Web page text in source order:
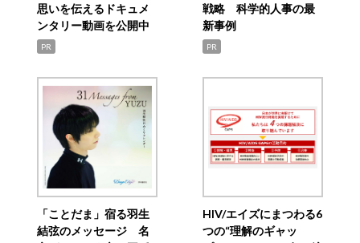
思いを伝えるドキュメ
ンタリー動画を公開中
PR
戦略 科学的人事の最
新事例
PR
「ことだま」宿る羽生
結弦のメッセージ 名
HIV/エイズにまつわる6
つの“理解のギャッ